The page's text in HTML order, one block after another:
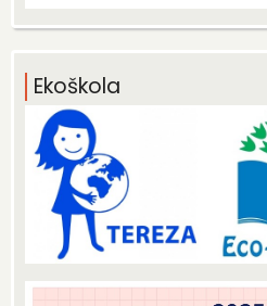
Ekoškola